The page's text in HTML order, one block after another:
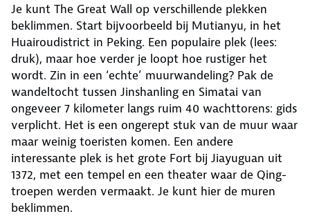
Je kunt The Great Wall op verschillende plekken
beklimmen. Start bijvoorbeeld bij Mutianyu, in het
Huairoudistrict in Peking. Een populaire plek (lees:
druk), maar hoe verder je loopt hoe rustiger het
wordt. Zin in een ‘echte’ muurwandeling? Pak de
wandeltocht tussen Jinshanling en Simatai van
ongeveer 7 kilometer langs ruim 40 wachttorens: gids
verplicht. Het is een ongerept stuk van de muur waar
maar weinig toeristen komen. Een andere
interessante plek is het grote Fort bij Jiayuguan uit
1372, met een tempel en een theater waar de Qing-
troepen werden vermaakt. Je kunt hier de muren
beklimmen.